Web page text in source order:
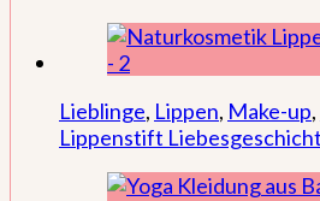
Lieblinge, Lippen, Make-up,
Lippenstift